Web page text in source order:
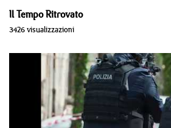
Il Tempo Ritrovato
3426 visualizzazioni